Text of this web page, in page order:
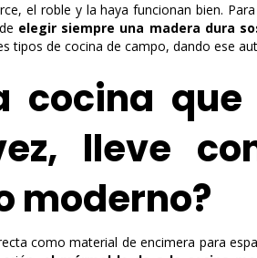
el roble y la haya funcionan bien.
elegir siempre una madera dura
tipos de cocina de campo, dando ese
cocina
lleve
moderno?
como material de encimera para